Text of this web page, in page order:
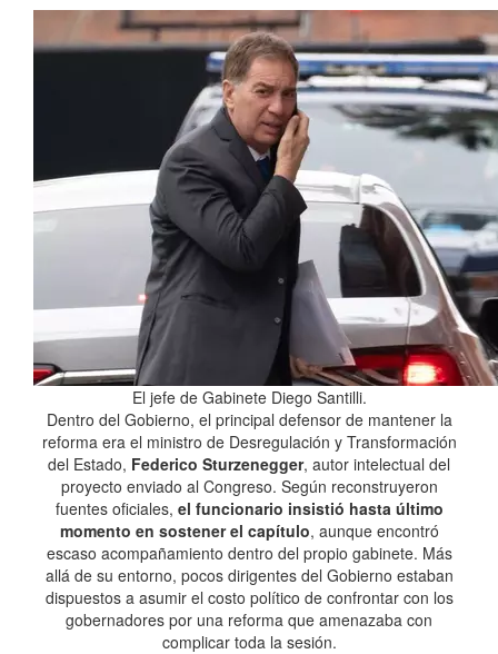
El jefe de Gabinete Diego Santilli.
Dentro del Gobierno, el principal defensor de mantener la
reforma era el ministro de Desregulación y Transformación
del Estado, Federico Sturzenegger, autor intelectual del
proyecto enviado al Congreso. Según reconstruyeron
fuentes oficiales, el funcionario insistió hasta último
momento en sostener el capítulo, aunque encontró
escaso acompañamiento dentro del propio gabinete. Más
allá de su entorno, pocos dirigentes del Gobierno estaban
dispuestos a asumir el costo político de confrontar con los
gobernadores por una reforma que amenazaba con
complicar toda la sesión.